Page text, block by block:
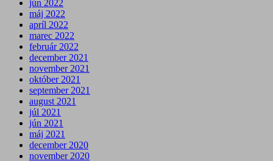
jún 2022
máj 2022
apríl 2022
marec 2022
február 2022
december 2021
november 2021
október 2021
september 2021
august 2021
júl 2021
jún 2021
máj 2021
december 2020
november 2020